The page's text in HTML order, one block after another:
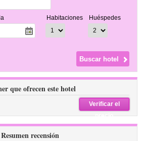
Habitaciones Huéspedes
que ofrecen este hotel
Verificar el
precio
Resumen recensión